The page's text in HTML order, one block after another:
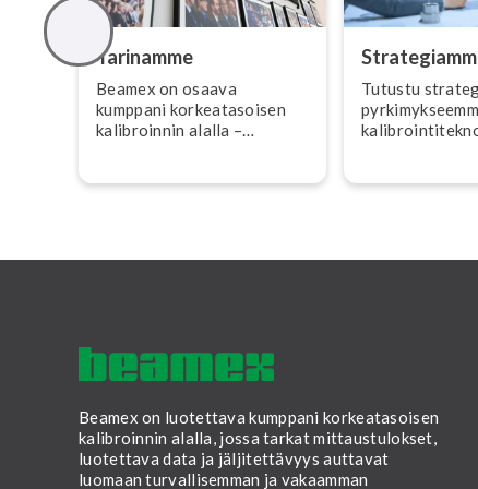
Tarinamme
Beamex on osaava
kumppani kor­kea­ta­soi­sen
ka­libroin­nin alalla –
maailman.
Tutustu
Beamex on luotettava kumppani korkeatasoisen
kalibroinnin alalla, jossa tarkat mittaustulokset,
luotettava data ja jäljitettävyys auttavat
luomaan turvallisemman ja vakaamman